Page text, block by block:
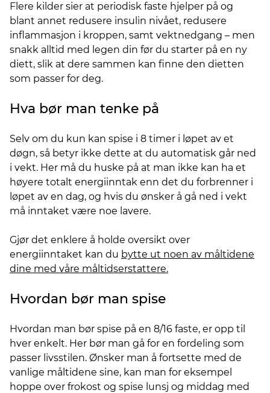
Flere kilder sier at periodisk faste hjelper på og
blant annet redusere insulin nivået, redusere
inflammasjon i kroppen, samt vektnedgang – men
snakk alltid med legen din før du starter på en ny
diett, slik at dere sammen kan finne den dietten
som passer for deg.
Hva bør man tenke på
Selv om du kun kan spise i 8 timer i løpet av et
døgn, så betyr ikke dette at du automatisk går ned
i vekt. Her må du huske på at man ikke kan ha et
høyere totalt energiinntak enn det du forbrenner i
løpet av en dag, og hvis du ønsker å gå ned i vekt
må inntaket være noe lavere.
Gjør det enklere å holde oversikt over
energiinntaket kan du bytte ut noen av måltidene
dine med våre måltidserstattere.
Hvordan bør man spise
Hvordan man bør spise på en 8/16 faste, er opp til
hver enkelt. Her bør man gå for en fordeling som
passer livsstilen. Ønsker man å fortsette med de
vanlige måltidene sine, kan man for eksempel
hoppe over frokost og spise lunsj og middag med